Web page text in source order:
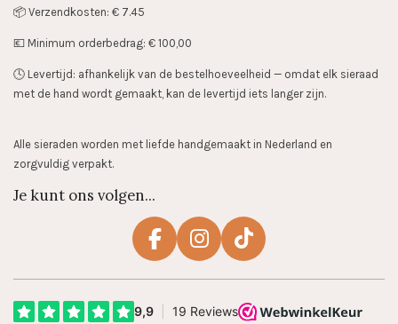
📦 Verzendkosten: € 7.45
💶 Minimum orderbedrag: € 100,00
🕓 Levertijd: afhankelijk van de bestelhoeveelheid — omdat elk sieraad
met de hand wordt gemaakt, kan de levertijd iets langer zijn.
Alle sieraden worden met liefde handgemaakt in Nederland en
zorgvuldig verpakt.
Je kunt ons volgen...
F
e
I
t
T
T